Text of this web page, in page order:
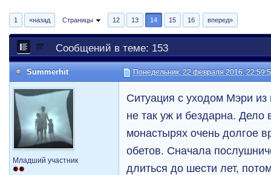
1 «назад Страницы 12 13 14 15 16 вперед»
Сообщений в теме: 153
Summerhit Понедельник, 22 февраля 2016,
Младший участник
Ситуация с уходом Мэри
не так уж и бездарна. Дело
монастырях очень долгое
обетов. Сначала
длиться до шести лет,